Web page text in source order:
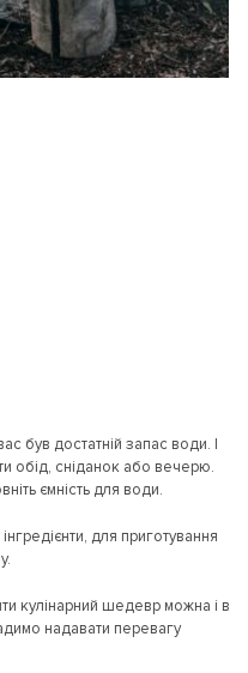
був достатній запас води. І
обід, сніданок або вечерю.
ємність для води.
для приготування
кулінарний шедевр можна і в
надавати перевагу